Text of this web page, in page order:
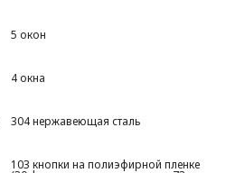
5 окон
4 окна
304 нержавеющая сталь
103 кнопки на полиэфирной пленке